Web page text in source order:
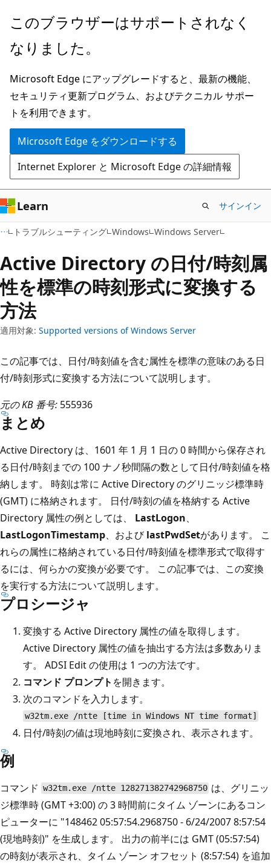
メ
ン
ン
テ
ン
ツ
に
ス
キ
ッ
プ
このブラウザーはサポートされなく
なりました。
Microsoft Edge にアップグレードすると、最新の機能、
セキュリティ更新プログラム、およびテクニカル サポー
トを利用できます。
Microsoft Edge をダウンロードする
Internet Explorer と Microsoft Edge の詳細情報
Learn サインイン
トラブルシューティング Windows Windows Server
Active Directory の日付/時刻属
性を標準の時刻形式に変換する
方法
適用対象: Supported versions of Windows Server
この記事では、日付/時刻値を含む属性を標準の意味のある日
付/時刻形式に変換する方法について説明します。
元の KB 番号: 555936
まとめ
Active Directory は、1601 年 1 月 1 日の 0 時間から保存され
る日付/時刻までの 100 ナノ秒間隔の数として日付/時刻値を格
納します。 時刻は常に Active Directory のグリニッジ標準時
(GMT) に格納されます。 日付/時刻の値を格納する Active
Directory 属性の例としては、 LastLogon、
LastLogonTimestamp、およびlastPwdSetがあります。 こ
れらの属性に格納されている日付/時刻値を標準形式で取得す
るには、何らかの変換が必要です。 この記事では、この変換
を実行する方法について説明します。
プロシージャ
変換する Active Directory 属性の値を取得します。
Active Directory 属性の値を抽出する方法は多数ありま
す。 ADSI Edit の使用は 1 つの方法です。
コマンド プロンプト を開きます。
次のコマンドを入力します。
w32tm.exe /ntte [time in Windows NT time format]
日付/時刻の値は現地時刻に変換され、表示されます。
例
コマンド w32tm.exe /ntte 128271382742968750 は、グリニッ
ジ標準時 (GMT +3:00) の 3 時間前にタイム ゾーンにあるコン
ピューターに "148462 05:57:54.2968750 - 6/24/2007 8:57:54
(現地時刻)" を生成します。 出力の前半には GMT (05:57:54)
の時刻が表示され、タイム ゾーン オフセット (8:57:54) を追加